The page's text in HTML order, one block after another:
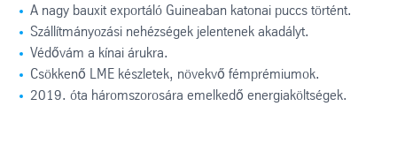
A nagy bauxit exportáló Guineaban katonai puccs történt.
Szállítmányozási nehézségek jelentenek akadályt.
Védővám a kínai árukra.
Csökkenő LME készletek, növekvő fémprémiumok.
2019. óta háromszorosára emelkedő energiaköltségek.